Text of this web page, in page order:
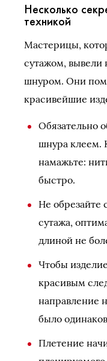
Несколько
техникой
Мастерицы,
сутажом, вывели
шнуром. Они
красивейшие
Обязательно
шнура клеем.
намажьте:
быстро.
Не
сутажа,
длиной не
Чтобы
красивым
направление
было
Плетение